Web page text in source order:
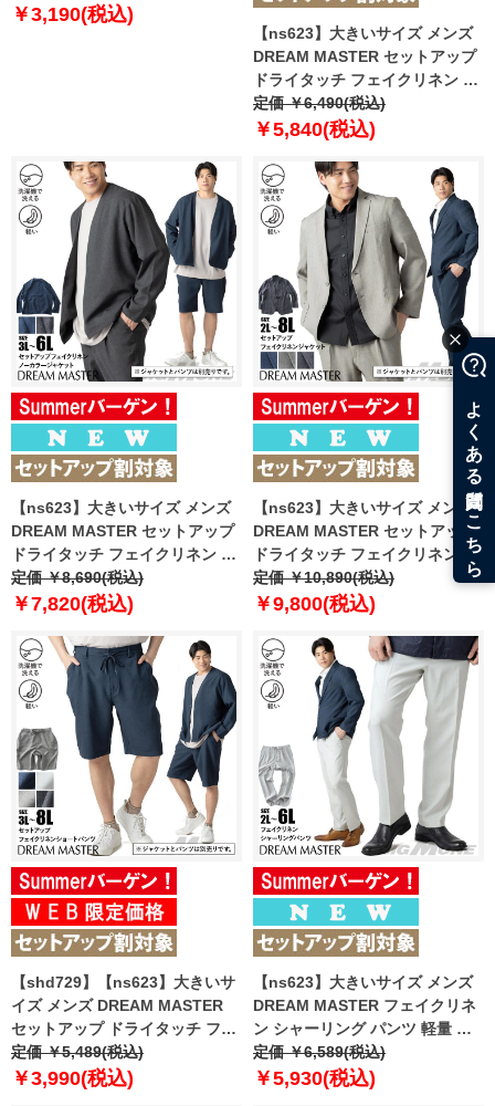
4L 5L 6L 8L
￥3,190(税込)
【ns623】大きいサイズ メンズ
DREAM MASTER セットアップ
ドライタッチ フェイクリネン カ
ジュアル パンツ 軽量 ウォッシャ
ブル スマリラ 春夏新作 dm-
定価 ￥6,490(税込)
￥5,840(税込)
【ns623】大きいサイズ メンズ
DREAM MASTER セットアップ
ドライタッチ フェイクリネン ノ
ーカラー ジャケット 軽量 ウォッ
シャブル スマリラ 春夏新作 dm-
定価 ￥8,690(税込)
￥7,820(税込)
【ns623】大きいサイズ メンズ
DREAM MASTER セットアップ
ドライタッチ フェイクリネン カ
ジュアル ジャケット 軽量 ウォッ
シャブル スマリラ 春夏新作 dm-
定価 ￥10,890(税込)
￥9,800(税込)
【shd729】【ns623】大きいサ
イズ メンズ DREAM MASTER
セットアップ ドライタッチ フェ
イクリネン ショーツ ショートパ
ンツ ハーフパンツ 軽量 ウォッシ
定価 ￥5,489(税込)
￥3,990(税込)
【ns623】大きいサイズ メンズ
DREAM MASTER フェイクリネ
ン シャーリング パンツ 軽量 ウ
ォッシャブル スマリラ 春夏新作
dm-ps2614ses 【fre】
定価 ￥6,589(税込)
￥5,930(税込)